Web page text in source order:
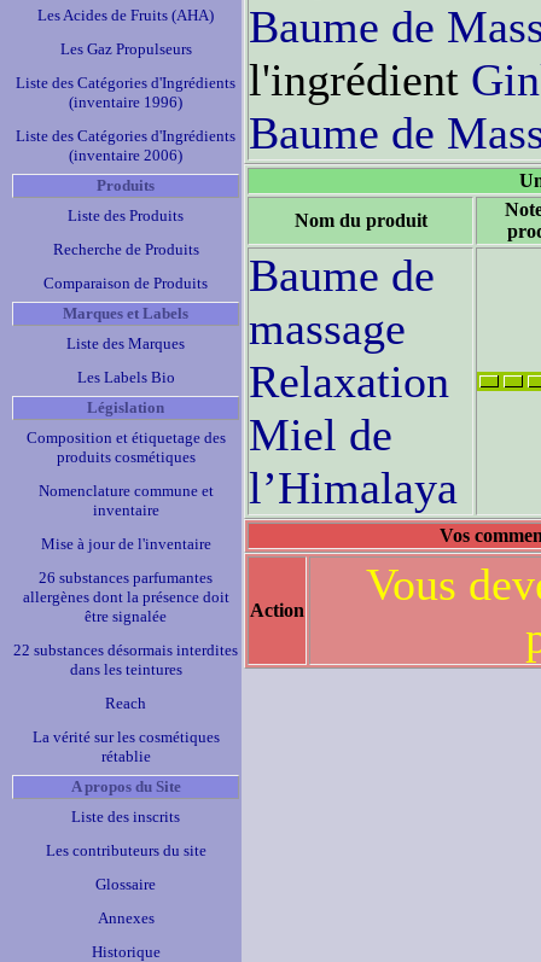
Les Acides de Fruits (AHA)
Les Gaz Propulseurs
Liste des Catégories d'Ingrédients
(inventaire 1996)
Liste des Catégories d'Ingrédients
(inventaire 2006)
Produits
Liste des Produits
Recherche de Produits
Comparaison de Produits
Marques et Labels
Liste des Marques
Les Labels Bio
Législation
Composition et étiquetage des
produits cosmétiques
Nomenclature commune et
inventaire
Mise à jour de l'inventaire
26 substances parfumantes
allergènes dont la présence doit
être signalée
22 substances désormais interdites
dans les teintures
Reach
La vérité sur les cosmétiques
rétablie
A propos du Site
Liste des inscrits
Les contributeurs du site
Glossaire
Annexes
Historique
Baume de
l'ingrédient
Baume de
Nom du produit
Baume de
massage
Relaxation
Miel de
l’Himalaya
Vos
Action
Vous